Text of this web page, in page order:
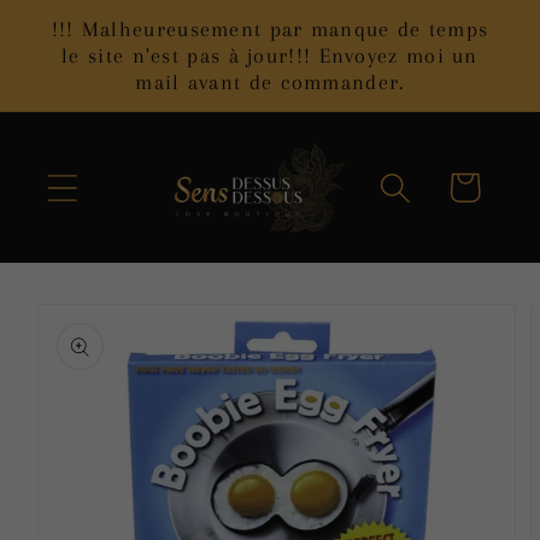
passer
au
!!! Malheureusement par manque de temps
le site n'est pas à jour!!! Envoyez moi un
mail avant de commander.
Panier
informations
produits